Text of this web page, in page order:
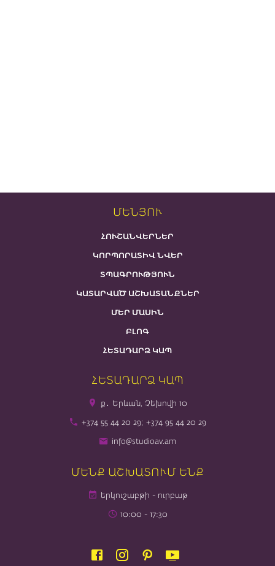
ՄԵՆՅՈՒ
ՀՈՒՇԱՆՎԵՐՆԵՐ
ԿՈՐՊՈՐԱՏԻՎ ՆՎԵՐ
ՏՊԱԳՐՈՒԹՅՈՒՆ
ԿԱՏԱՐՎԱԾ ԱՇԽԱՏԱՆՔՆԵՐ
ՄԵՐ ՄԱՍԻՆ
ԲԼՈԳ
ՀԵՏԱԴԱՐՁ ԿԱՊ
ՀԵՏԱԴԱՐՁ ԿԱՊ
ք․ Երևան, Չեխովի 10
+374 55 44 20 29; +374 95 44 20 29
info@studioav.am
ՄԵՆՔ ԱՇԽԱՏՈՒՄ ԵՆՔ
երկուշաբթի - ուրբաթ
10։00 - 17։30